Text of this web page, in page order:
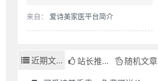
来自： 爱诗美家医平台简介
近期文章 站长推荐 随机文章